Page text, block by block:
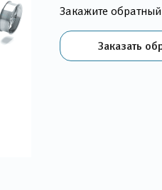
Закажите
Заказать